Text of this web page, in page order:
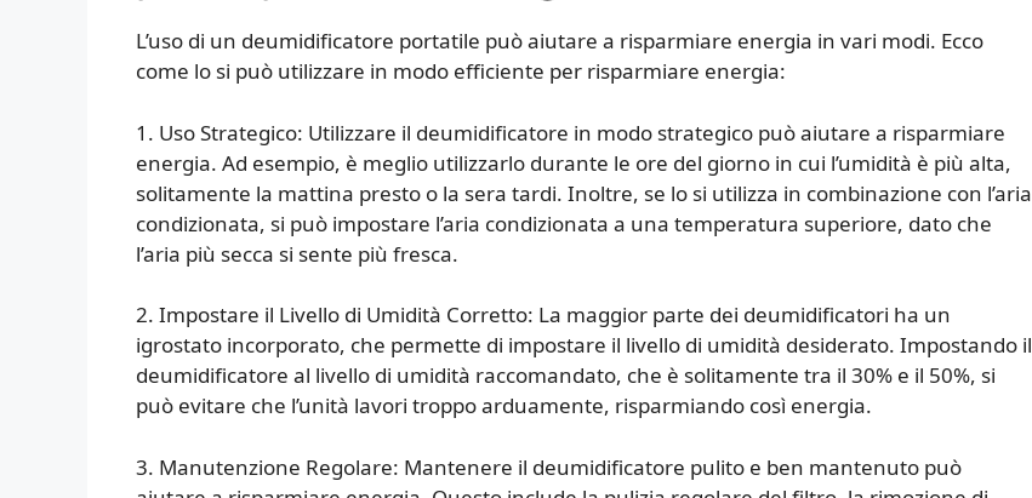
L’uso di un deumidificatore portatile può aiutare a risparmiare energia in vari modi. Ecco
come lo si può utilizzare in modo efficiente per risparmiare energia:
1. Uso Strategico: Utilizzare il deumidificatore in modo strategico può aiutare a risparmiare
energia. Ad esempio, è meglio utilizzarlo durante le ore del giorno in cui l’umidità è più alta,
solitamente la mattina presto o la sera tardi. Inoltre, se lo si utilizza in combinazione con l’aria
condizionata, si può impostare l’aria condizionata a una temperatura superiore, dato che
l’aria più secca si sente più fresca.
2. Impostare il Livello di Umidità Corretto: La maggior parte dei deumidificatori ha un
igrostato incorporato, che permette di impostare il livello di umidità desiderato. Impostando il
deumidificatore al livello di umidità raccomandato, che è solitamente tra il 30% e il 50%, si
può evitare che l’unità lavori troppo arduamente, risparmiando così energia.
3. Manutenzione Regolare: Mantenere il deumidificatore pulito e ben mantenuto può